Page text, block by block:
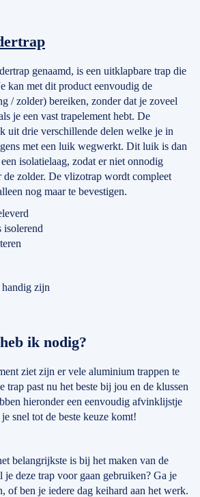
genaamd, is een uitklapbare trap die
kan met dit product eenvoudig de
/ zolder) bereiken, zonder dat je zoveel
je een vast trapelement hebt. De
uit drie verschillende delen welke je in
met een luik wegwerkt. Dit luik is dan
isolatielaag, zodat er niet onnodig
zolder. De vlizotrap wordt compleet
nog maar te bevestigen.
isolerend
handig zijn
ik nodig?
ziet zijn er vele aluminium trappen te
past nu het beste bij jou en de klussen
hieronder een eenvoudig afvinklijstje
snel tot de beste keuze komt!
belangrijkste is bij het maken van de
je deze trap voor gaan gebruiken? Ga je
of ben je iedere dag keihard aan het werk.